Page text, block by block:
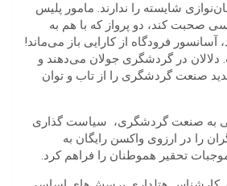
شایسته را ندارند. مامور پلیس
صحبت کند، دو پرواز که با هم به
آسانسور فرودگاه از کارایی باز می‌ماند!
دلالان در گردشگری جولان می‌دهند و
صنعت گردشگری را از تاب و توان
به صنعت گردشگری، سیاست گذاری
را در ارزوی واکسن رایگان به
تحقیر هموطنان را فراهم کرد.